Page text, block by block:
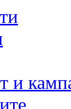
и